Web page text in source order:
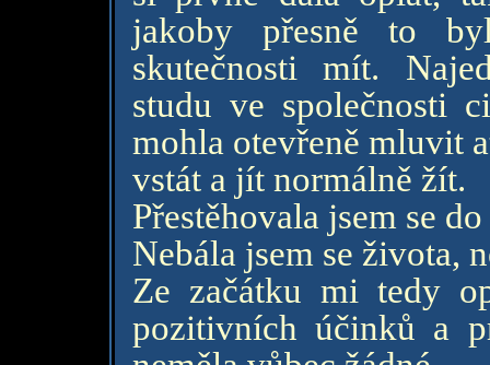
jakoby přesně to
skutečnosti mít.
studu ve společnosti
mohla otevřeně mluvit
vstát a jít normálně žít.
Přestěhovala jsem se
Nebála jsem se života,
Ze začátku mi tedy
pozitivních účinků a